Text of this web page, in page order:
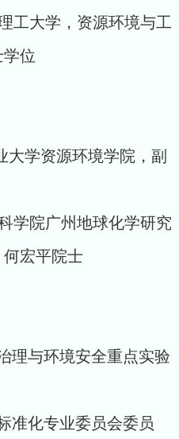
工大学，资源环境与工
位
学资源环境学院，副
学院广州地球化学研究
宏平院士
理与环境安全重点实验
准化专业委员会委员